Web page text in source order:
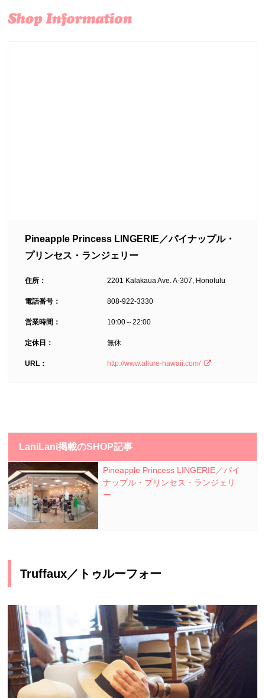
Pineapple Princess LINGERIE／パイナップル・
プリンセス・ランジェリー
住所： 2201 Kalakaua Ave. A-307, Honolulu
電話番号： 808-922-3330
営業時間： 10:00～22:00
定休日： 無休
URL： http://www.allure-hawaii.com/
LaniLani掲載のSHOP記事
Pineapple Princess LINGERIE／パイ
ナップル・プリンセス・ランジェリ
ー
Truffaux／トゥルーフォー